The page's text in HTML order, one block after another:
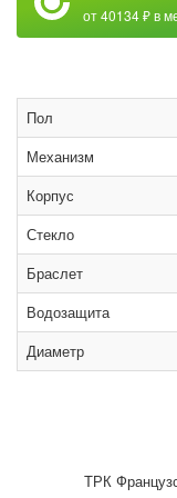
от 40134 ₽ в
Пол
Механизм
Корпус
Стекло
Браслет
Водозащита
Диаметр
ТРК